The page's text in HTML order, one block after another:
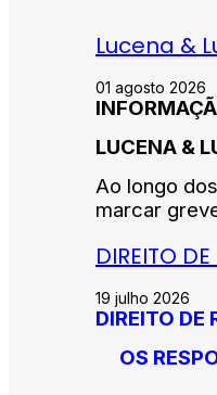
Lucena &
01 agosto 2026
LUCENA &
Ao longo
marcar
DIREITO
19 julho 2026
DIREITO
OS